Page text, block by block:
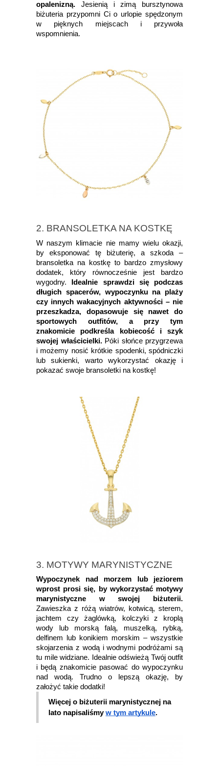
opalenizną. Jesienią i zimą bursztynowa
biżuteria przypomni Ci o urlopie spędzonym
w pięknych miejscach i przywoła
wspomnienia.
2. BRANSOLETKA NA KOSTKĘ
W naszym klimacie nie mamy wielu okazji,
by eksponować tę biżuterię, a szkoda –
bransoletka na kostkę to bardzo zmysłowy
dodatek, który równocześnie jest bardzo
wygodny.
Idealnie sprawdzi się podczas
długich spacerów, wypoczynku na plaży
czy innych wakacyjnych aktywności – nie
przeszkadza, dopasowuje się nawet do
sportowych outfitów, a przy tym
znakomicie podkreśla kobiecość i szyk
swojej właścicielki.Póki słońce przygrzewa
i możemy nosić krótkie spodenki, spódniczki
lub sukienki, warto wykorzystać okazję i
pokazać swoje bransoletki na kostkę!
3. MOTYWY MARYNISTYCZNE
Wypoczynek nad morzem lub jeziorem
wprost prosi się, by wykorzystać motywy
marynistyczne w swojej biżuterii.
Zawieszka z różą wiatrów, kotwicą, sterem,
jachtem czy żaglówką, kolczyki z kroplą
wody lub morską falą, muszelką, rybką,
delfinem lub konikiem morskim – wszystkie
skojarzenia z wodą i wodnymi podróżami są
tu mile widziane. Idealnie odświeżą Twój outfit
i będą znakomicie pasować do wypoczynku
nad wodą. Trudno o lepszą okazję, by
założyć takie dodatki!
Więcej o biżuterii marynistycznej na
lato napisaliśmyw tym artykule.